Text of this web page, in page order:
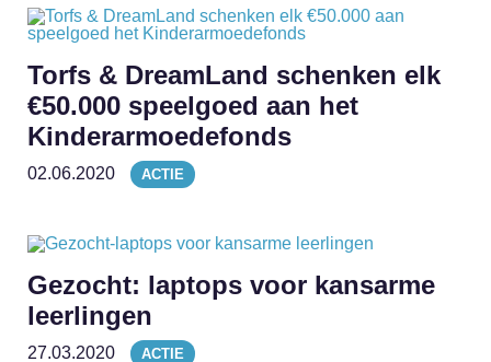
Torfs & DreamLand schenken elk
€50.000 speelgoed aan het
Kinderarmoedefonds
02.06.2020 ACTIE
Gezocht: laptops voor kansarme
leerlingen
27.03.2020 ACTIE